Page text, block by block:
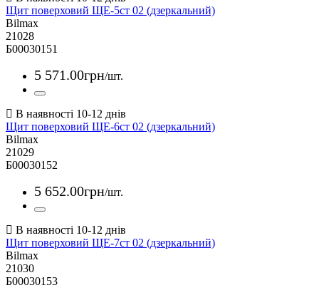
Щит поверховий ЩЕ-5ст 02 (дзеркальний)
Bilmax
21028
Б00030151
5 571.00грн/шт.
Щит поверховий ЩЕ-6ст 02 (дзеркальний)
Bilmax
21029
Б00030152
5 652.00грн/шт.
Щит поверховий ЩЕ-7ст 02 (дзеркальний)
Bilmax
21030
Б00030153